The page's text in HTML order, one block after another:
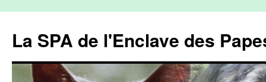
La SPA de l'Enclave des